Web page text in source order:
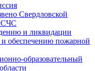
Свердловской
и ликвидации
обеспечению пожарной
образовательный